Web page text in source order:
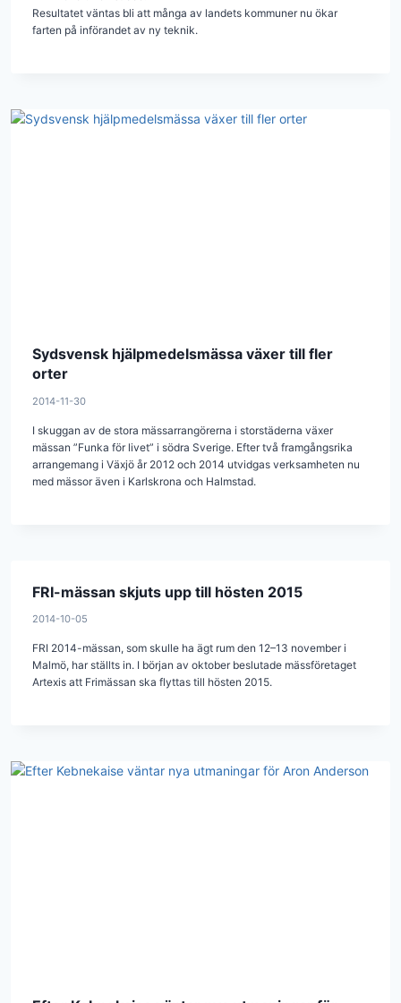
Resultatet väntas bli att många av landets kommuner nu ökar
farten på införandet av ny teknik.
Sydsvensk hjälpmedelsmässa växer till fler
orter
2014-11-30
I skuggan av de stora mässarrangörerna i storstäderna växer
mässan ”Funka för livet” i södra Sverige. Efter två framgångsrika
arrangemang i Växjö år 2012 och 2014 utvidgas verksamheten nu
med mässor även i Karlskrona och Halmstad.
FRI-mässan skjuts upp till hösten 2015
2014-10-05
FRI 2014-mässan, som skulle ha ägt rum den 12–13 november i
Malmö, har ställts in. I början av oktober beslutade mässföretaget
Artexis att Frimässan ska flyttas till hösten 2015.